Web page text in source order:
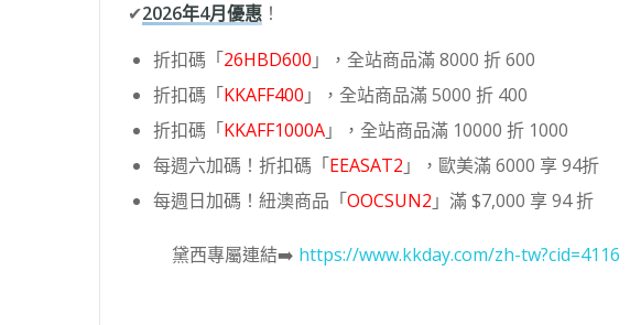
✔2026年4月優惠 ！
折扣碼「26HBD600 」，全站商品滿 8000 折 600
折扣碼「KKAFF400 」，全站商品滿 5000 折 400
折扣碼「KKAFF1000A」，全站商品滿 10000 折 1000
每週六加碼！折扣碼「EEASAT2 」，歐美滿 6000 享 94折
每週日加碼！紐澳商品「OOCSUN2 」滿 $7,000 享 94 折
黛西專屬連結➡️ https://www.kkday.com/zh-tw?cid=4116